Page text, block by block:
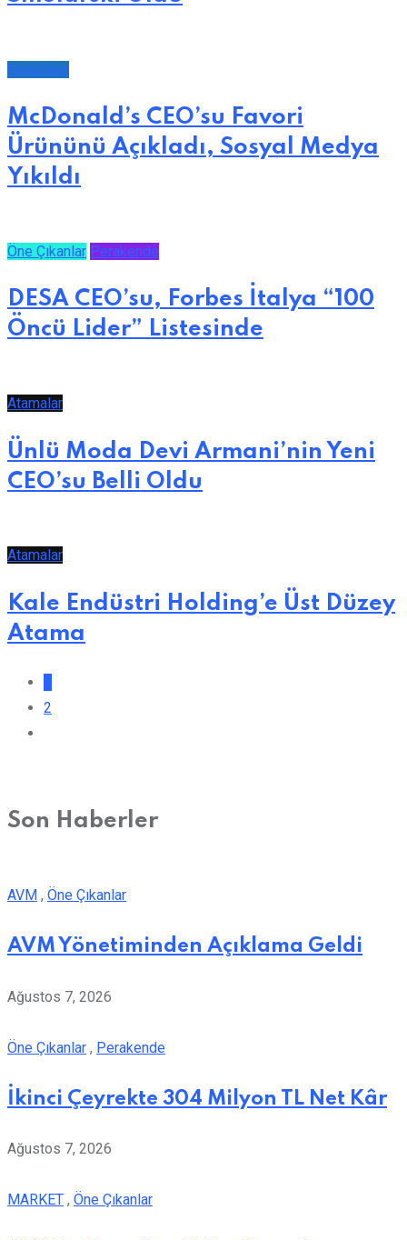
Franchise
McDonald’s CEO’su Favori
Ürününü Açıkladı, Sosyal Medya
Yıkıldı
Öne Çıkanlar Perakende
DESA CEO’su, Forbes İtalya “100
Öncü Lider” Listesinde
Atamalar
Ünlü Moda Devi Armani’nin Yeni
CEO’su Belli Oldu
Atamalar
Kale Endüstri Holding’e Üst Düzey
Atama
2
Son Haberler
AVM , Öne Çıkanlar
AVM Yönetiminden Açıklama Geldi
Ağustos 7, 2026
Öne Çıkanlar , Perakende
İkinci Çeyrekte 304 Milyon TL Net Kâr
Ağustos 7, 2026
MARKET , Öne Çıkanlar